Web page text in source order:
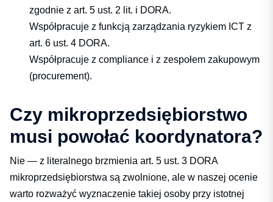
zgodnie z art. 5 ust. 2 lit. i DORA.
Współpracuje z funkcją zarządzania ryzykiem ICT z
art. 6 ust. 4 DORA.
Współpracuje z compliance i z zespołem zakupowym
(procurement).
Czy mikroprzedsiębiorstwo
musi powołać koordynatora?
Nie — z literalnego brzmienia art. 5 ust. 3 DORA
mikroprzedsiębiorstwa są zwolnione, ale w naszej ocenie
warto rozważyć wyznaczenie takiej osoby przy istotnej